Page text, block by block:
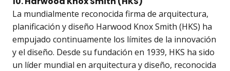
La mundialmente reconocida firma de arquitectura,
planificación y diseño Harwood Knox Smith (HKS) ha
empujado continuamente los límites de la innovación
y el diseño. Desde su fundación en 1939, HKS ha sido
un líder mundial en arquitectura y diseño, reconocida